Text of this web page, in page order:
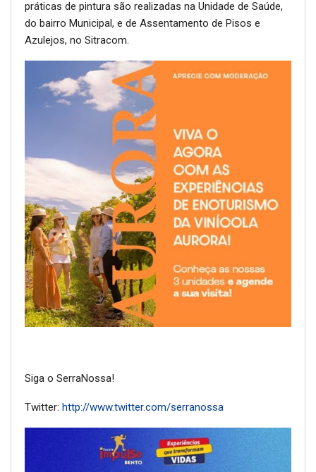
práticas de pintura são realizadas na Unidade de Saúde,
do bairro Municipal, e de Assentamento de Pisos e
Azulejos, no Sitracom.
Siga o SerraNossa!
Twitter: http://www.twitter.com/serranossa